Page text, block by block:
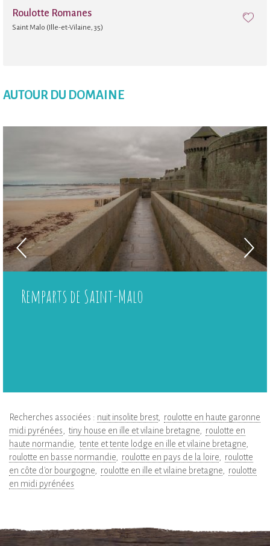
Roulotte Romanes
Saint Malo (Ille-et-Vilaine, 35)
AUTOUR DU DOMAINE
Remparts de Saint-Malo
Recherches associées : nuit insolite brest
roulotte en haute garonne
midi pyrénées
tiny house en ille et vilaine bretagne
roulotte en
haute normandie
tente et tente lodge en ille et vilaine bretagne
roulotte en basse normandie
roulotte en pays de la loire
roulotte
en côte d'or bourgogne
roulotte en ille et vilaine bretagne
roulotte
en midi pyrénées